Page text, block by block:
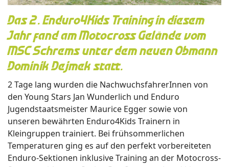
Das 2. Enduro4Kids Training in diesem
Jahr fand am Motocross Gelände vom
MSC Schrems unter dem neuen Obmann
Dominik Dejmek statt.
2 Tage lang wurden die NachwuchsfahrerInnen von
den Young Stars Jan Wunderlich und Enduro
Jugendstaatsmeister Maurice Egger sowie von
unseren bewährten Enduro4Kids Trainern in
Kleingruppen trainiert. Bei frühsommerlichen
Temperaturen ging es auf den perfekt vorbereiteten
Enduro-Sektionen inklusive Training an der Motocross-